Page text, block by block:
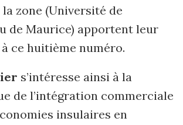
zone (Université de
de Maurice) apportent leur
ce huitième numéro.
s’intéresse ainsi à la
de l’intégration commer­ciale
insulaires en